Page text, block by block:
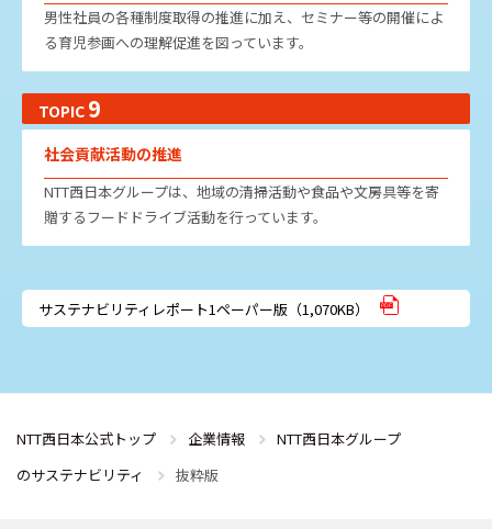
男性社員の各種制度取得の推進に加え、セミナー等の開催によ
る育児参画への理解促進を図っています。
TOPIC 9
社会貢献活動の推進
NTT西日本グループは、地域の清掃活動や食品や文房具等を寄
贈するフードドライブ活動を行っています。
サステナビリティレポート1ペーパー版（1,070KB）
NTT西日本公式トップ 企業情報
NTT西日本グループ
のサステナビリティ
抜粋版